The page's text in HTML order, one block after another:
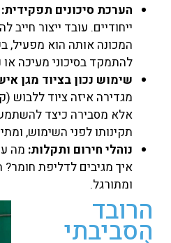
הערכת סיכונים תפקידית:
ייחודיים. עובד ייצור
המכונה אותה הוא מפעיל,
להתמקד בסיכוני מעיכה
שימוש נכון בציוד מגן
מגדירה איזה ציוד ללבוש
אלא מסבירה כיצד להשתמש
תקינותו לפני השימוש,
נוהלי חירום ותקלות: מה
איך מגיבים לדליפת חומר?
ומתורגל.
הרובד
הסביבתי